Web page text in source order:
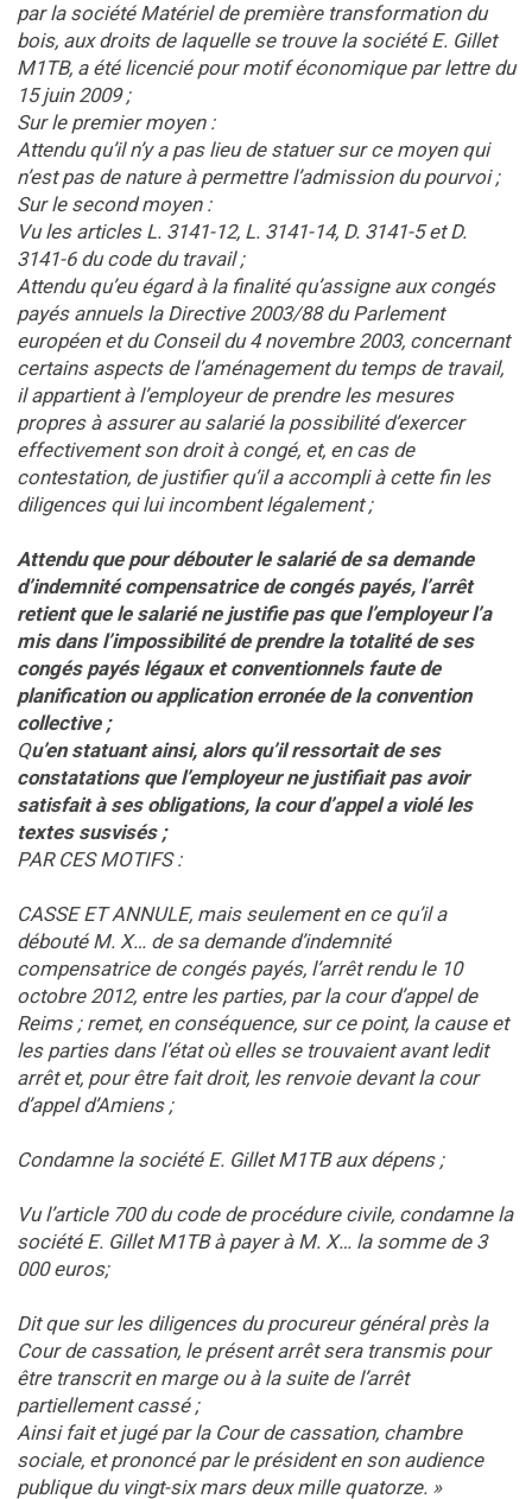
par la société Matériel de première transformation du
bois, aux droits de laquelle se trouve la société E. Gillet
M1TB, a été licencié pour motif économique par lettre du
15 juin 2009 ;
Sur le premier moyen :
Attendu qu’il n’y a pas lieu de statuer sur ce moyen qui
n’est pas de nature à permettre l’admission du pourvoi ;
Sur le second moyen :
Vu les articles L. 3141-12, L. 3141-14, D. 3141-5 et D.
3141-6 du code du travail ;
Attendu qu’eu égard à la finalité qu’assigne aux congés
payés annuels la Directive 2003/88 du Parlement
européen et du Conseil du 4 novembre 2003, concernant
certains aspects de l’aménagement du temps de travail,
il appartient à l’employeur de prendre les mesures
propres à assurer au salarié la possibilité d’exercer
effectivement son droit à congé, et, en cas de
contestation, de justifier qu’il a accompli à cette fin les
diligences qui lui incombent légalement ;
Attendu que pour débouter le salarié de sa demande
d’indemnité compensatrice de congés payés, l’arrêt
retient que le salarié ne justifie pas que l’employeur l’a
mis dans l’impossibilité de prendre la totalité de ses
congés payés légaux et conventionnels faute de
planification ou application erronée de la convention
collective ;
Qu’en statuant ainsi, alors qu’il ressortait de ses
constatations que l’employeur ne justifiait pas avoir
satisfait à ses obligations, la cour d’appel a violé les
textes susvisés ;
PAR CES MOTIFS :
CASSE ET ANNULE, mais seulement en ce qu’il a
débouté M. X… de sa demande d’indemnité
compensatrice de congés payés, l’arrêt rendu le 10
octobre 2012, entre les parties, par la cour d’appel de
Reims ; remet, en conséquence, sur ce point, la cause et
les parties dans l’état où elles se trouvaient avant ledit
arrêt et, pour être fait droit, les renvoie devant la cour
d’appel d’Amiens ;
Condamne la société E. Gillet M1TB aux dépens ;
Vu l’article 700 du code de procédure civile, condamne la
société E. Gillet M1TB à payer à M. X… la somme de 3
000 euros;
Dit que sur les diligences du procureur général près la
Cour de cassation, le présent arrêt sera transmis pour
être transcrit en marge ou à la suite de l’arrêt
partiellement cassé ;
Ainsi fait et jugé par la Cour de cassation, chambre
sociale, et prononcé par le président en son audience
publique du vingt-six mars deux mille quatorze. »